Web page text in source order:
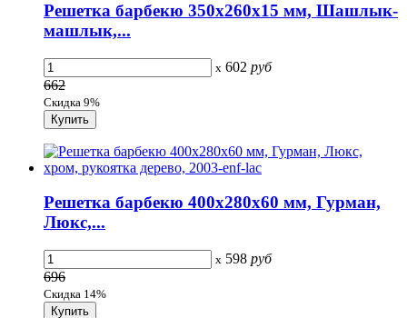
Решетка барбекю 350х260х15 мм, Шашлык-
машлык,...
x 602 руб
662
Скидка 9%
Решетка барбекю 400х280х60 мм, Гурман,
Люкс,...
x 598 руб
696
Скидка 14%